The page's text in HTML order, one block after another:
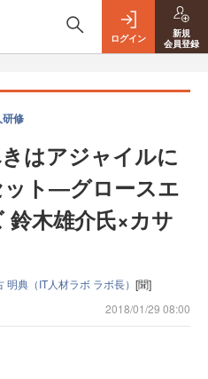
ログイン
新規
会員登録
修
はアジャイルに
ット―グロースエ
鈴木雄介氏×カサ
明典（IT人材ラボ ラボ長） [聞]
2018/01/29 08:00